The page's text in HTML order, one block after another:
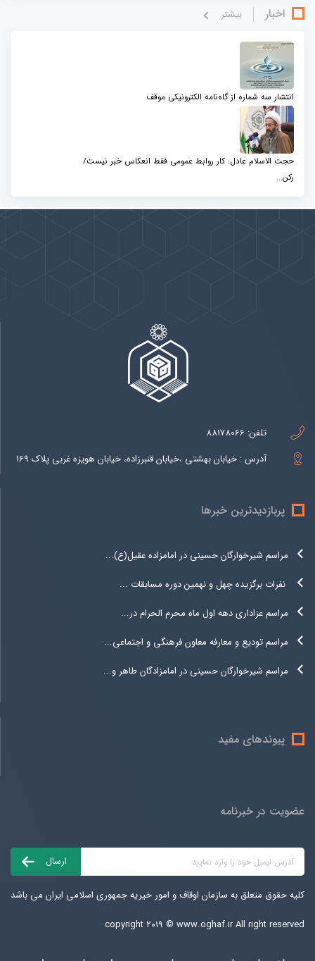
اخبار بيشتر
انتشار سه شماره از گاه‌نامه الکترونیکی موقف
حجت الاسلام عادل: کار روابط عمومی فقط انعکاس خبر نیست/
رکن...
تلفن: 88178066
آدرس : خیابان بهشتی ،خیابان قنبرزاده، خیابان هویزه غربی پلاک 169
پربازدیدترین خبرها
مراسم شیرخوارگان حسینی در امامزاده عقیل(ع)...
نفرات برگزیده چهل و نهمین دوره مسابقات ...
مراسم عزاداری دهه اول ماه محرم الحرام در...
مراسم تودیع و معارفه معاون فرهنگی و اجتماعی...
مراسم شیرخوارگان حسینی در امامزادگان طاهر و...
پیوندهای مفید
عضویت در خبرنامه
کلیه حقوق متعلق به سازمان اوقاف و امور خیریه جمهوری اسلامی ایران می باشد
copyright ۲۰۱۹ © www.oghaf.irAll right reserved